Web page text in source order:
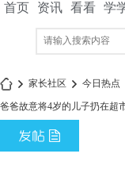
首页 资讯 看看 学
»
家长社区
›
今日热点
爸爸故意将4岁的儿子扔在超